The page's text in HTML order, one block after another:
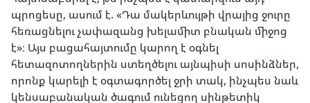
պրոցեսը, ասում է. «Դա մակերևույթի վրայից ջուրը
հեռացնելու չափազանց խելամիտ բնական միջոց
է»։ Այս բացահայտումը կարող է օգնել
հետազոտողներին ստեղծելու այնպիսի սոսինձներ,
որոնք կարելի է օգտագործել ջրի տակ, ինչպես նաև
կենսաբանական ծագում ունեցող սինթետիկ